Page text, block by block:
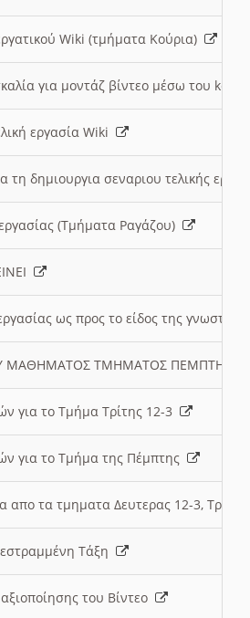
Wiki (τμήματα Κούρια)
για μοντάζ βίντεο μέσω του
εργασία Wiki
τη δημιουργια σεναριου τελικής
(Τμήματα Ραγάζου)
ως προς το είδος της
ΜΑΘΗΜΑΤΟΣ ΤΜΗΜΑΤΟΣ
για το Τμήμα Τρίτης 12-3
για το Τμήμα της Πέμπτης
απο τα τμηματα Δευτερας 12-3,
Τάξη
του Βίντεο